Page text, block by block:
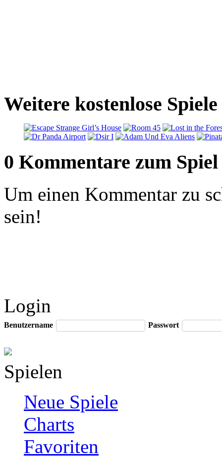
Weitere kostenlose
0 Kommentare zum Spiel
Um einen Kommentar zu
sein!
Login
Benutzername Passwort
Spielen
Neue Spiele
Charts
Favoriten